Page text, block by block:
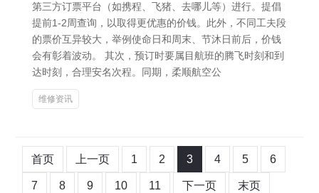
第三方订票平台（如携程、飞猪、去哪儿等）进行。提倡
提前1-2周查询，以取得更优惠的价钱。此外，不同工夫段
的票价互异较大，举例使命日和周末、节沐日前后，价钱
会有彰着波动。 其次，预订时要属目航班的腾飞时刻和到
达时刻，合理安名次程。同期，柔顺航空公
维修资讯
首页 上一页 1 2 3 4 5 6
7 8 9 10 11 下一页 末页